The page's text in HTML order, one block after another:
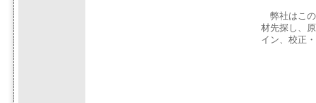
弊社はこの
材先探し、
イン、校正